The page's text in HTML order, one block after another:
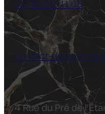
05 49 29 41 68
contact-
4 Rue du Pré de